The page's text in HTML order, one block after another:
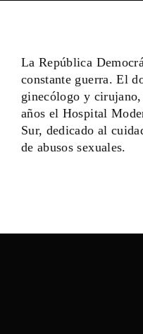
La República
constante guerra. El
ginecólogo y
años el Hospital
Sur, dedicado al
de abusos sexuales.
By signing in, you
privacy policy